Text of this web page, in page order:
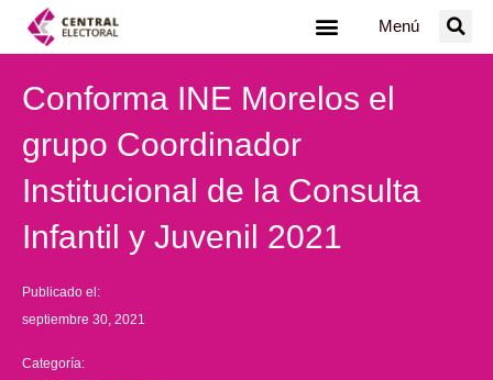
Menú
Conforma INE Morelos el
grupo Coordinador
Institucional de la Consulta
Infantil y Juvenil 2021
Publicado el:
septiembre 30, 2021
Categoría: